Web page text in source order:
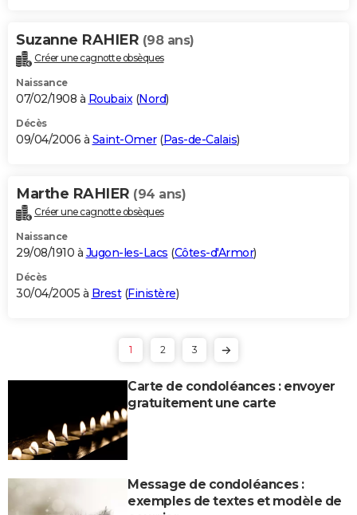
Suzanne RAHIER (98 ans)
Créer une cagnotte obsèques
Naissance
07/02/1908 à Roubaix(Nord)
Décès
09/04/2006 à Saint-Omer(Pas-de-Calais)
Marthe RAHIER (94 ans)
Créer une cagnotte obsèques
Naissance
29/08/1910 à Jugon-les-Lacs (Côtes-d'Armor)
Décès
30/04/2005 à Brest(Finistère)
1 2 3
Carte de condoléances : envoyer
gratuitement une carte
Message de condoléances :
exemples de textes et modèle de